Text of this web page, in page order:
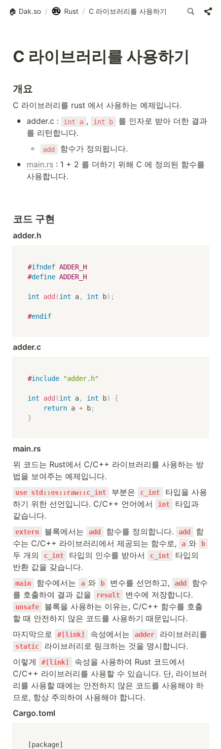
🏠 Dak.so / Rust / C 라이브러리를 사용하기
C 라이브러리를 사용하기
개요
C 라이브러리를 rust 에서 사용하는 예제입니다.
• adder.c : int a , int b
를 인자로 받아 더한 결과
를 리턴합니다.
◦ add 함수가 정의됩니다.
• main.rs : 1 + 2 를 더하기 위해 C 에 정의된 함수를
사용합니다.
코드 구현
adder.h
#ifndef ADDER_H
#define ADDER_H
int add (int a, int b) ;
#endif
adder.c
#include "adder.h"
int add (int a, int b)
{
return a + b;
}
main.rs
위 코드는 Rust에서 C/C++ 라이브러리를 사용하는 방
법을 보여주는 예제입니다.
use std::os::raw::c_int 부분은 c_int
타입을 사용
하기 위한 선언입니다. C/C++ 언어에서
int
타입과
같습니다.
extern 블록에서는 add 함수를 정의합니다. add
함
수는 C/C++ 라이브러리에서 제공되는 함수로,
a 와 b
두 개의 c_int 타입의 인수를 받아서 c_int
타입의
반환 값을 갖습니다.
main 함수에서는 a 와 b 변수를 선언하고, add
함수
를 호출하여 결과 값을
result
unsafe
블록을 사용하는 이유는, C/C++ 함수를 호출
할 때 안전하지 않은 코드를 사용하기 때문입니다.
마지막으로
#[link] 속성에서는 adder
static
라이브러리로 링크하는 것을 명시합니다.
이렇게
#[link]
속성을 사용하여 Rust 코드에서
C/C++ 라이브러리를 사용할 수 있습니다. 단, 라이브러
리를 사용할 때에는 안전하지 않은 코드를 사용해야 하
므로, 항상 주의하여 사용해야 합니다.
Cargo.toml
[package]